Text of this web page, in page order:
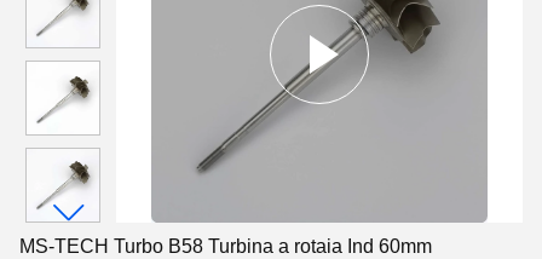
MS-TECH Turbo B58 Turbina a rotaia Ind 60mm